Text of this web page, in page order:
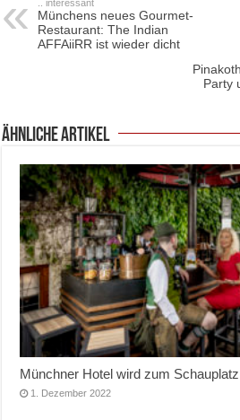
.. interessant
Münchens neues Gourmet-
Restaurant: The Indian
AFFAiiRR ist wieder dicht
Party
ähnliche Artikel
Münchner Hotel wird zum
1. Dezember 2022